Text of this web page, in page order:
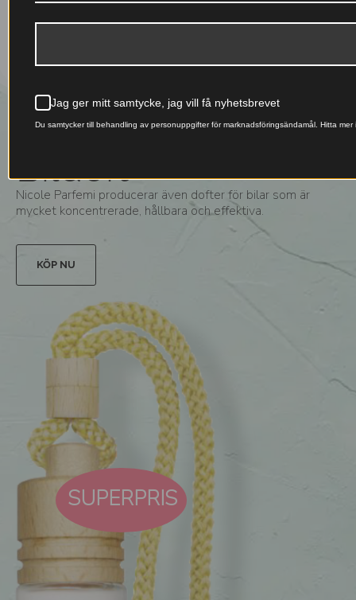
Parfym
Bildoft
Nicole Parfemi producerar även dofter för bilar som är
mycket koncentrerade, hållbara och effektiva.
KÖP NU
SUPERPRIS
Jag ger mitt samtycke, jag vill få nyhetsbrevet
Du samtycker till behandling av personuppgifter för marknadsföringsändamål. Hitta